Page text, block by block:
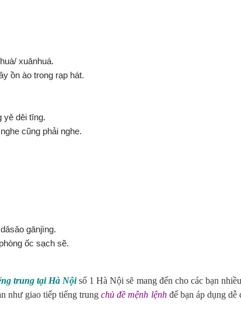
xuānhuá.
ồn ào trong rạp hát.
yě děi tīng.
cũng phải nghe.
gānjìng.
ốc sạch sẽ.
trung tại Hà Nộisố 1 Hà Nội sẽ mang đến cho các bạn
như giao tiếp tiếng trungchủ đề mệnh lệnhđể bạn áp dụng dễ